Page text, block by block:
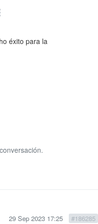
éxito para la
29 Sep 2023 17:25 #186285